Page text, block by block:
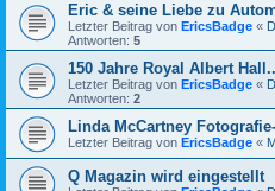
Eric & seine Liebe zu
Letzter Beitrag von EricsBadge «
Antworten: 5
150 Jahre Royal Albert
Letzter Beitrag von EricsBadge «
Antworten: 2
Linda McCartney
Letzter Beitrag von EricsBadge «
Q Magazin wird eingestellt